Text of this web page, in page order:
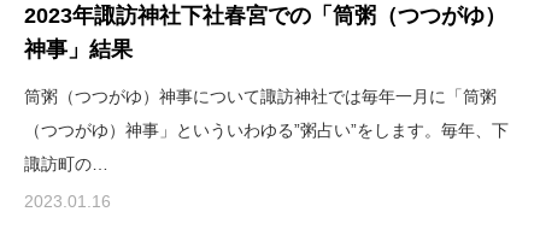
2023年諏訪神社下社春宮での「筒粥（つつがゆ）
神事」結果
筒粥（つつがゆ）神事について諏訪神社では毎年一月に「筒粥
（つつがゆ）神事」といういわゆる”粥占い”をします。毎年、下
諏訪町の…
2023.01.16